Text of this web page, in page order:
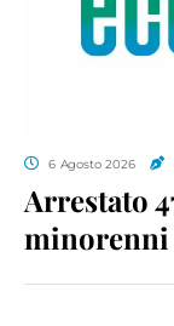
6 Agosto 2026
Arrestato
minorenni